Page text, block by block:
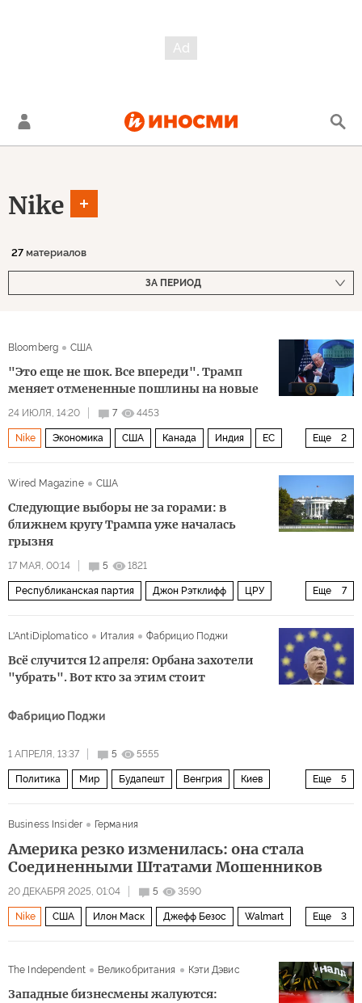
Nike
27 материалов
ЗА ПЕРИОД
Bloomberg США
"Это еще не шок. Все впереди". Трамп
меняет отмененные пошлины на новые
24 ИЮЛЯ, 14:20 7 4453
Еще 2
Nike Экономика США Канада Индия ЕС
Wired Magazine
США
Следующие выборы не за горами: в
ближнем кругу Трампа уже началась
грызня
17 МАЯ, 00:14 5 1821
Еще 7
Республиканская партия Джон Рэтклифф ЦРУ
L'AntiDiplomatico Италия Фабрицио Поджи
Всё случится 12 апреля: Орбана захотели
"убрать". Вот кто за этим стоит
Фабрицио Поджи
1 АПРЕЛЯ, 13:37 5 5555
Еще 5
Политика Мир Будапешт Венгрия Киев
Business Insider Германия
Америка резко изменилась: она стала
Соединенными Штатами Мошенников
20 ДЕКАБРЯ 2025, 01:04 5 3590
Еще 3
Nike США Илон Маск Джефф Безос Walmart
The Independent Великобритания Кэти Дэвис
Западные бизнесмены жалуются: